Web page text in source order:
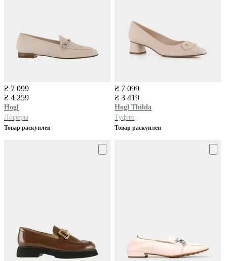
₴ 7 099
₴ 4 259
Hogl
Лоферы
Товар раскуплен
₴ 7 099
₴ 3 419
Hogl Thilda
Туфли
Товар раскуплен